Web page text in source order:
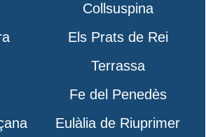
Collsuspina
Els Prats de Rei
Terrassa
Fe del Penedès
Eulàlia de Riuprimer